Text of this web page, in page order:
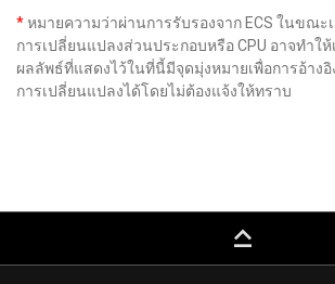
*หมายความว่าผ่านการรับรองจาก ECS ในขณะ
การเปลี่ยนแปลงส่วนประกอบหรือ CPU อาจทำใ
ผลลัพธ์ที่แสดงไว้ในที่นี้มีจุดมุ่งหมายเพื่อการอ้าง
การเปลี่ยนแปลงได้โดยไม่ต้องแจ้งให้ทราบ
keyboard_capslock